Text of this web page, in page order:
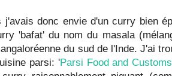
j'avais donc envie d'un curry bien
'bafat' du nom du masala
du sud de l'Inde. J'ai
parsi: 'Parsi Food and